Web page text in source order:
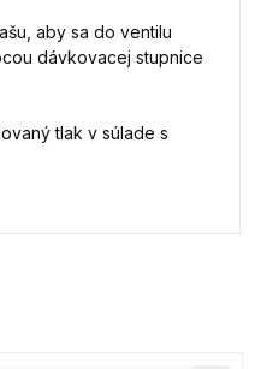
aby sa do ventilu
dávkovacej stupnice
tlak v súlade s